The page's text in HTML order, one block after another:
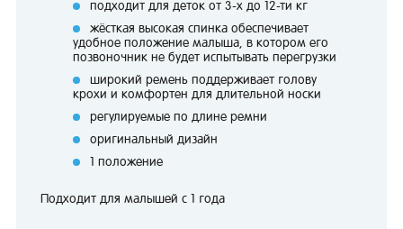
подходит для деток от 3-х до 12-ти кг
жёсткая высокая спинка обеспечивает
удобное положение малыша, в котором его
позвоночник не будет испытывать перегрузки
широкий ремень поддерживает голову
крохи и комфортен для длительной носки
регулируемые по длине ремни
оригинальный дизайн
1 положение
Подходит для малышей с 1 года